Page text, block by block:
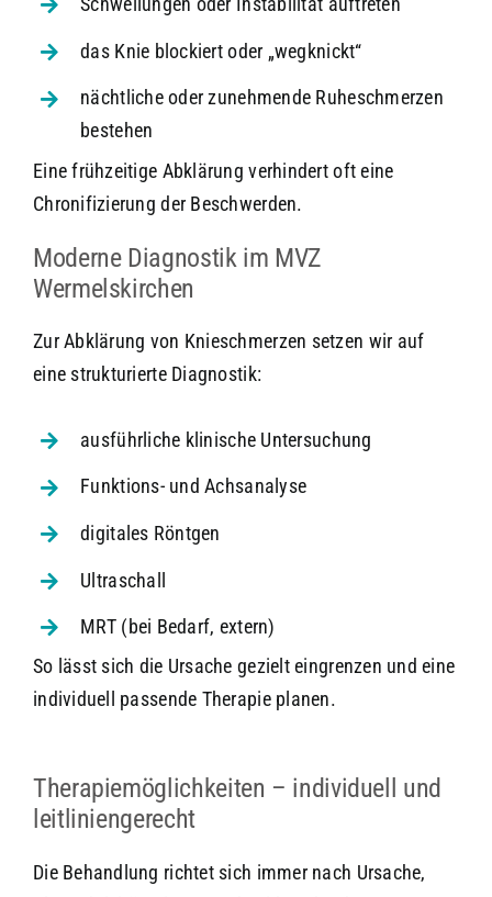
das Knie blockiert oder „wegknickt“
nächtliche oder zunehmende Ruheschmerzen
bestehen
Eine frühzeitige Abklärung verhindert oft eine
Chronifizierung der Beschwerden.
Moderne Diagnostik im MVZ
Wermelskirchen
Zur Abklärung von Knieschmerzen setzen wir auf
eine strukturierte Diagnostik:
ausführliche klinische Untersuchung
Funktions- und Achsanalyse
digitales Röntgen
Ultraschall
MRT (bei Bedarf, extern)
So lässt sich die Ursache gezielt eingrenzen und eine
individuell passende Therapie planen.
Therapiemöglichkeiten – individuell und
leitliniengerecht
Die Behandlung richtet sich immer nach Ursache,